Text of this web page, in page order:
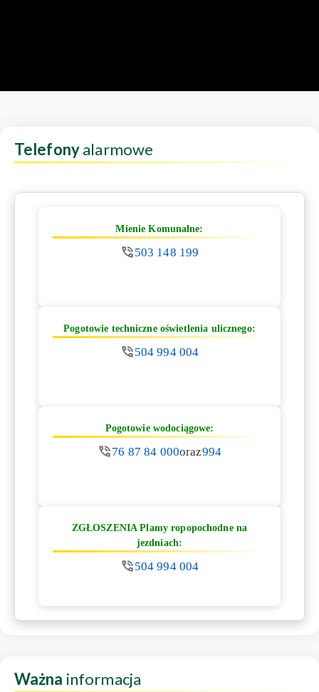
Telefonyalarmowe
Mienie Komunalne:
503 148 199
Pogotowie techniczne oświetlenia ulicznego:
504 994 004
Pogotowie wodociągowe:
76 87 84 000oraz994
ZGŁOSZENIA Plamy ropopochodne na
jezdniach:
504 994 004
Ważna informacja